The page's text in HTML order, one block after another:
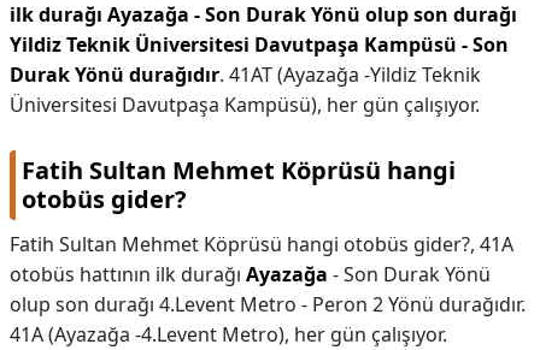
ilk durağı Ayazağa - Son Durak Yönü olup son durağı
Yildiz Teknik Üniversitesi Davutpaşa Kampüsü - Son
Durak Yönü durağıdır. 41AT (Ayazağa -Yildiz Teknik
Üniversitesi Davutpaşa Kampüsü), her gün çalışıyor.
Fatih Sultan Mehmet Köprüsü hangi
otobüs gider?
Fatih Sultan Mehmet Köprüsü hangi otobüs gider?, 41A
otobüs hattının ilk durağı Ayazağa - Son Durak Yönü
olup son durağı 4.Levent Metro - Peron 2 Yönü durağıdır.
41A (Ayazağa -4.Levent Metro), her gün çalışıyor.